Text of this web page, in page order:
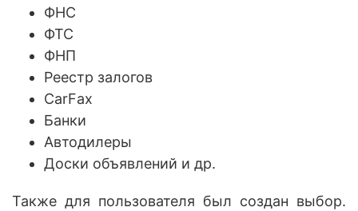
ФНС
ФТС
ФНП
Реестр залогов
CarFax
Банки
Автодилеры
Доски объявлений и др.
Также для пользователя был создан выбор.